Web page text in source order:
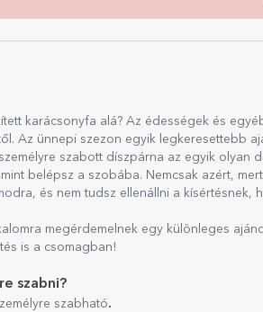
karácsonyfa alá? Az édességek és
Az ünnepi szezon egyik legkeresettebb
szabott díszpárna az egyik olyan
belépsz a szobába. Nemcsak azért,
és nem tudsz ellenállni a kísértésnek,
megérdemelnek egy különleges
is a csomagban!
szabni?
szabható.